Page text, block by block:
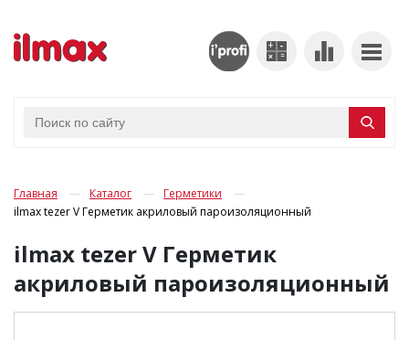
Главная Каталог
Герметики
ilmax tezer V Герметик акриловый пароизоляционный
ilmax tezer V Герметик
акриловый пароизоляционный